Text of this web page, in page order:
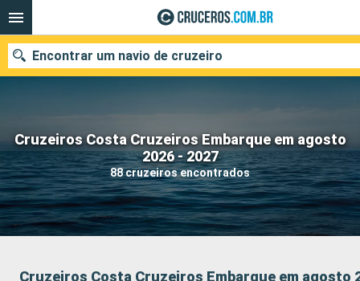
Cruzeiros Costa Cruzeiros Embarque em agosto
2026 - 2027
88 cruzeiros encontrados
Encontrar um navio de cruzeiro
Quando ir?
Data de partida
Cidades Companhias
Cruzeiros Costa Cruzeiros Embarque em agosto